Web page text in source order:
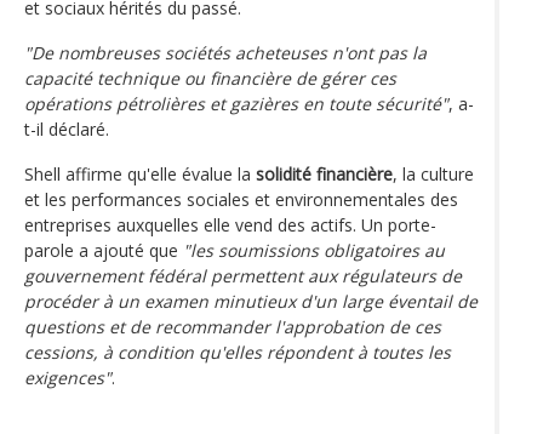
et sociaux hérités du passé.
"De nombreuses sociétés acheteuses n'ont pas la
capacité technique ou financière de gérer ces
opérations pétrolières et gazières en toute sécurité", a-
t-il déclaré.
Shell affirme qu'elle évalue la solidité financière, la culture
et les performances sociales et environnementales des
entreprises auxquelles elle vend des actifs. Un porte-
parole a ajouté que "les soumissions obligatoires au
gouvernement fédéral permettent aux régulateurs de
procéder à un examen minutieux d'un large éventail de
questions et de recommander l'approbation de ces
cessions, à condition qu'elles répondent à toutes les
exigences".